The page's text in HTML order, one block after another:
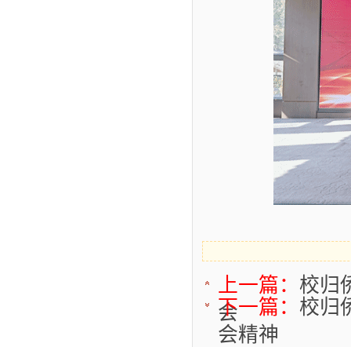
上一篇： 校归
会
下一篇： 校归
会精神